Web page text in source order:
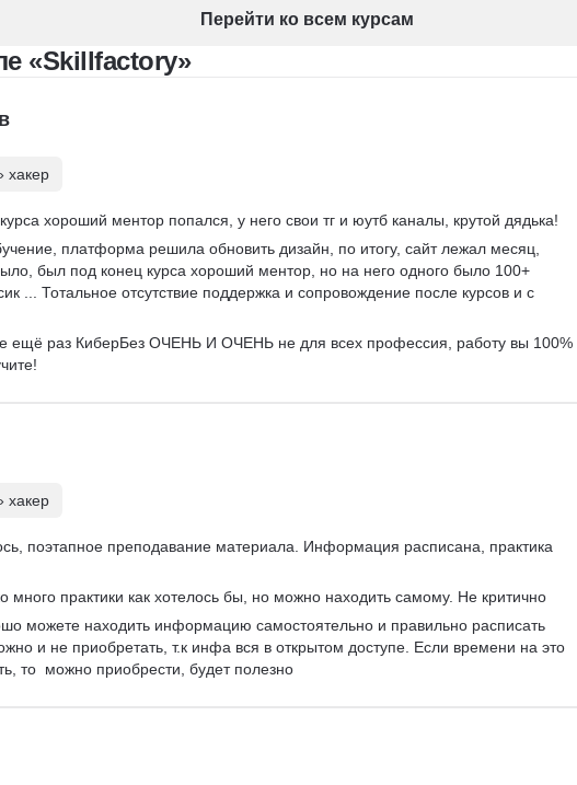
Юнит-экономика
Перейти ко всем курсам
«Skillfactory»
хакер
хороший ментор попался, у него свои тг и юутб каналы, крутой дядька!
платформа решила обновить дизайн, по итогу, сайт лежал месяц,
был под конец курса хороший ментор, но на него одного было 100+
... Тотальное отсутствие поддержка и сопровождение после курсов и с
ещё раз КиберБез ОЧЕНЬ И ОЧЕНЬ не для всех профессия, работу вы 100%
хакер
поэтапное преподавание материала. Информация расписана, практика
много практики как хотелось бы, но можно находить самому. Не критично
можете находить информацию самостоятельно и правильно расписать
и не приобретать, т.к инфа вся в открытом доступе. Если времени на это
то  можно приобрести, будет полезно